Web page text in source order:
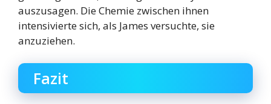
auszusagen. Die Chemie zwischen ihnen
intensivierte sich, als James versuchte, sie
anzuziehen.
Fazit